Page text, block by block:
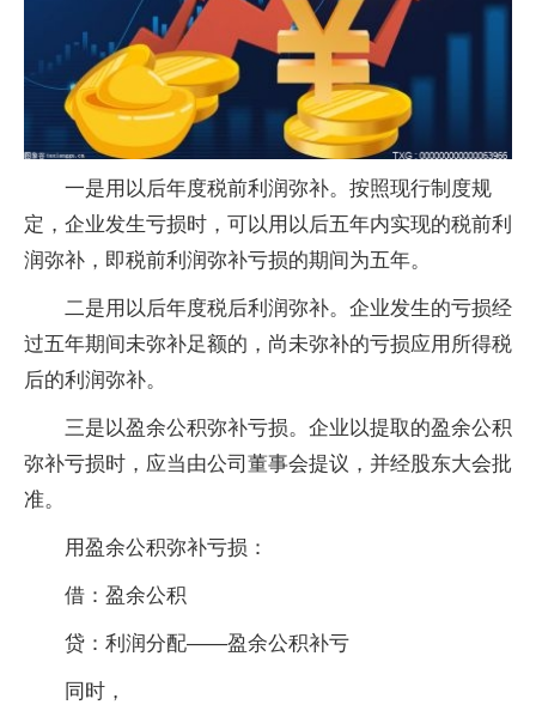
一是用以后年度税前利润弥补。按照现行制度规
定，企业发生亏损时，可以用以后五年内实现的税前利
润弥补，即税前利润弥补亏损的期间为五年。
二是用以后年度税后利润弥补。企业发生的亏损经
过五年期间未弥补足额的，尚未弥补的亏损应用所得税
后的利润弥补。
三是以盈余公积弥补亏损。企业以提取的盈余公积
弥补亏损时，应当由公司董事会提议，并经股东大会批
准。
用盈余公积弥补亏损：
借：盈余公积
贷：利润分配——盈余公积补亏
同时，